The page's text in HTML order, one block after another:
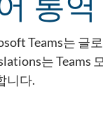
Teams는 글
는 Teams
니다.